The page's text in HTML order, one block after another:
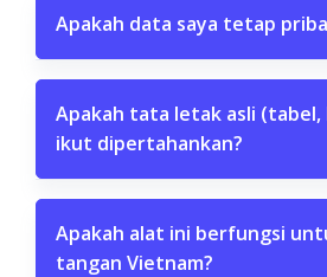
Apakah data saya tetap
Apakah tata letak asli
ikut dipertahankan?
Apakah alat ini berfungsi
tangan Vietnam?